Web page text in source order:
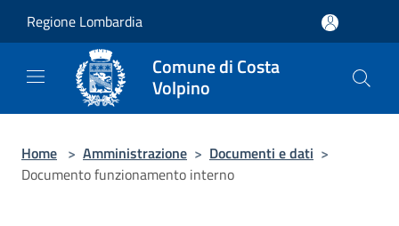
Regione Lombardia
Comune di Costa
Volpino
Home > Amministrazione > Documenti e dati >
Documento funzionamento interno